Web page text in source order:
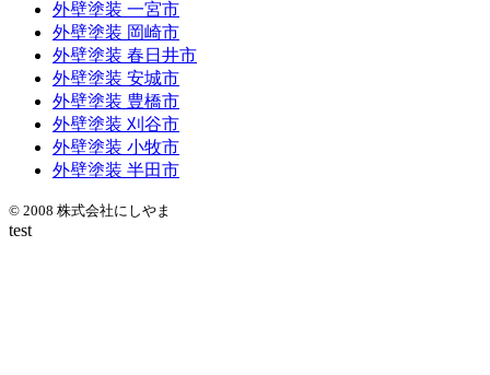
外壁塗装 一宮市
外壁塗装 岡崎市
外壁塗装 春日井市
外壁塗装 安城市
外壁塗装 豊橋市
外壁塗装 刈谷市
外壁塗装 小牧市
外壁塗装 半田市
© 2008 株式会社にしやま
test